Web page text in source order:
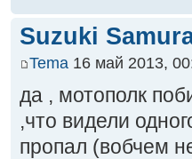
Suzuki
Tema 16 май 2013,
да , мотополк
,что видели
пропал (вобчем